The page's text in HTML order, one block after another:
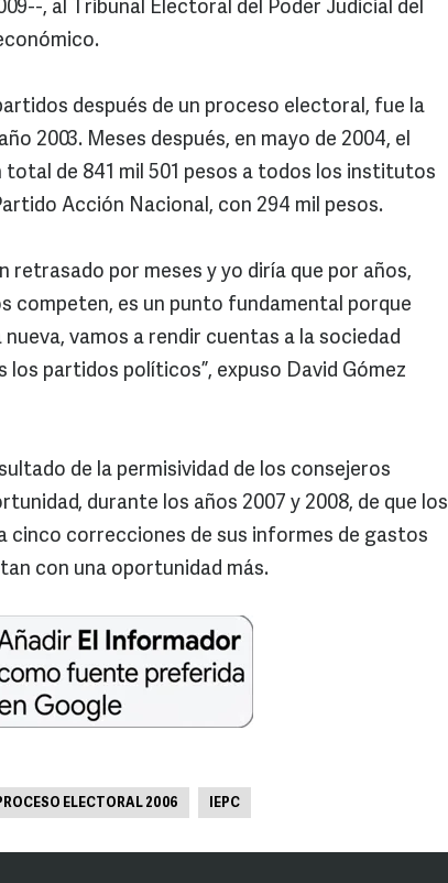
, al Tribunal Electoral del Poder Judicial del
después de un proceso electoral, fue la
2003. Meses después, en mayo de 2004, el
de 841 mil 501 pesos a todos los institutos
Acción Nacional, con 294 mil pesos.
retrasado por meses y yo diría que por años,
competen, es un punto fundamental porque
vamos a rendir cuentas a la sociedad
partidos políticos”, expuso David Gómez
de la permisividad de los consejeros
durante los años 2007 y 2008, de que los
correcciones de sus informes de gastos
con una oportunidad más.
ELECTORAL 2006 IEPC